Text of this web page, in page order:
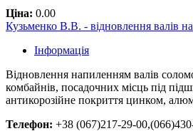
Ціна: 0.00
Кузьменко В.В. - відновлення валів
Інформація
Відновлення напиленням валів
комбайнів, посадочних місць під
антикорозійне покриття цинком,
Телефон: +38 (067)217-29-